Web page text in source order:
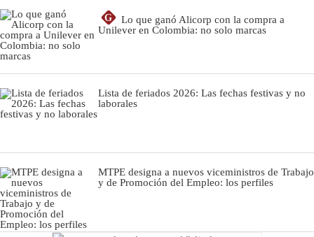
G
Lo que ganó Alicorp con la compra a
Unilever en Colombia: no solo marcas
Lista de feriados 2026: Las fechas festivas y no
laborales
MTPE designa a nuevos viceministros de Trabajo
y de Promoción del Empleo: los perfiles